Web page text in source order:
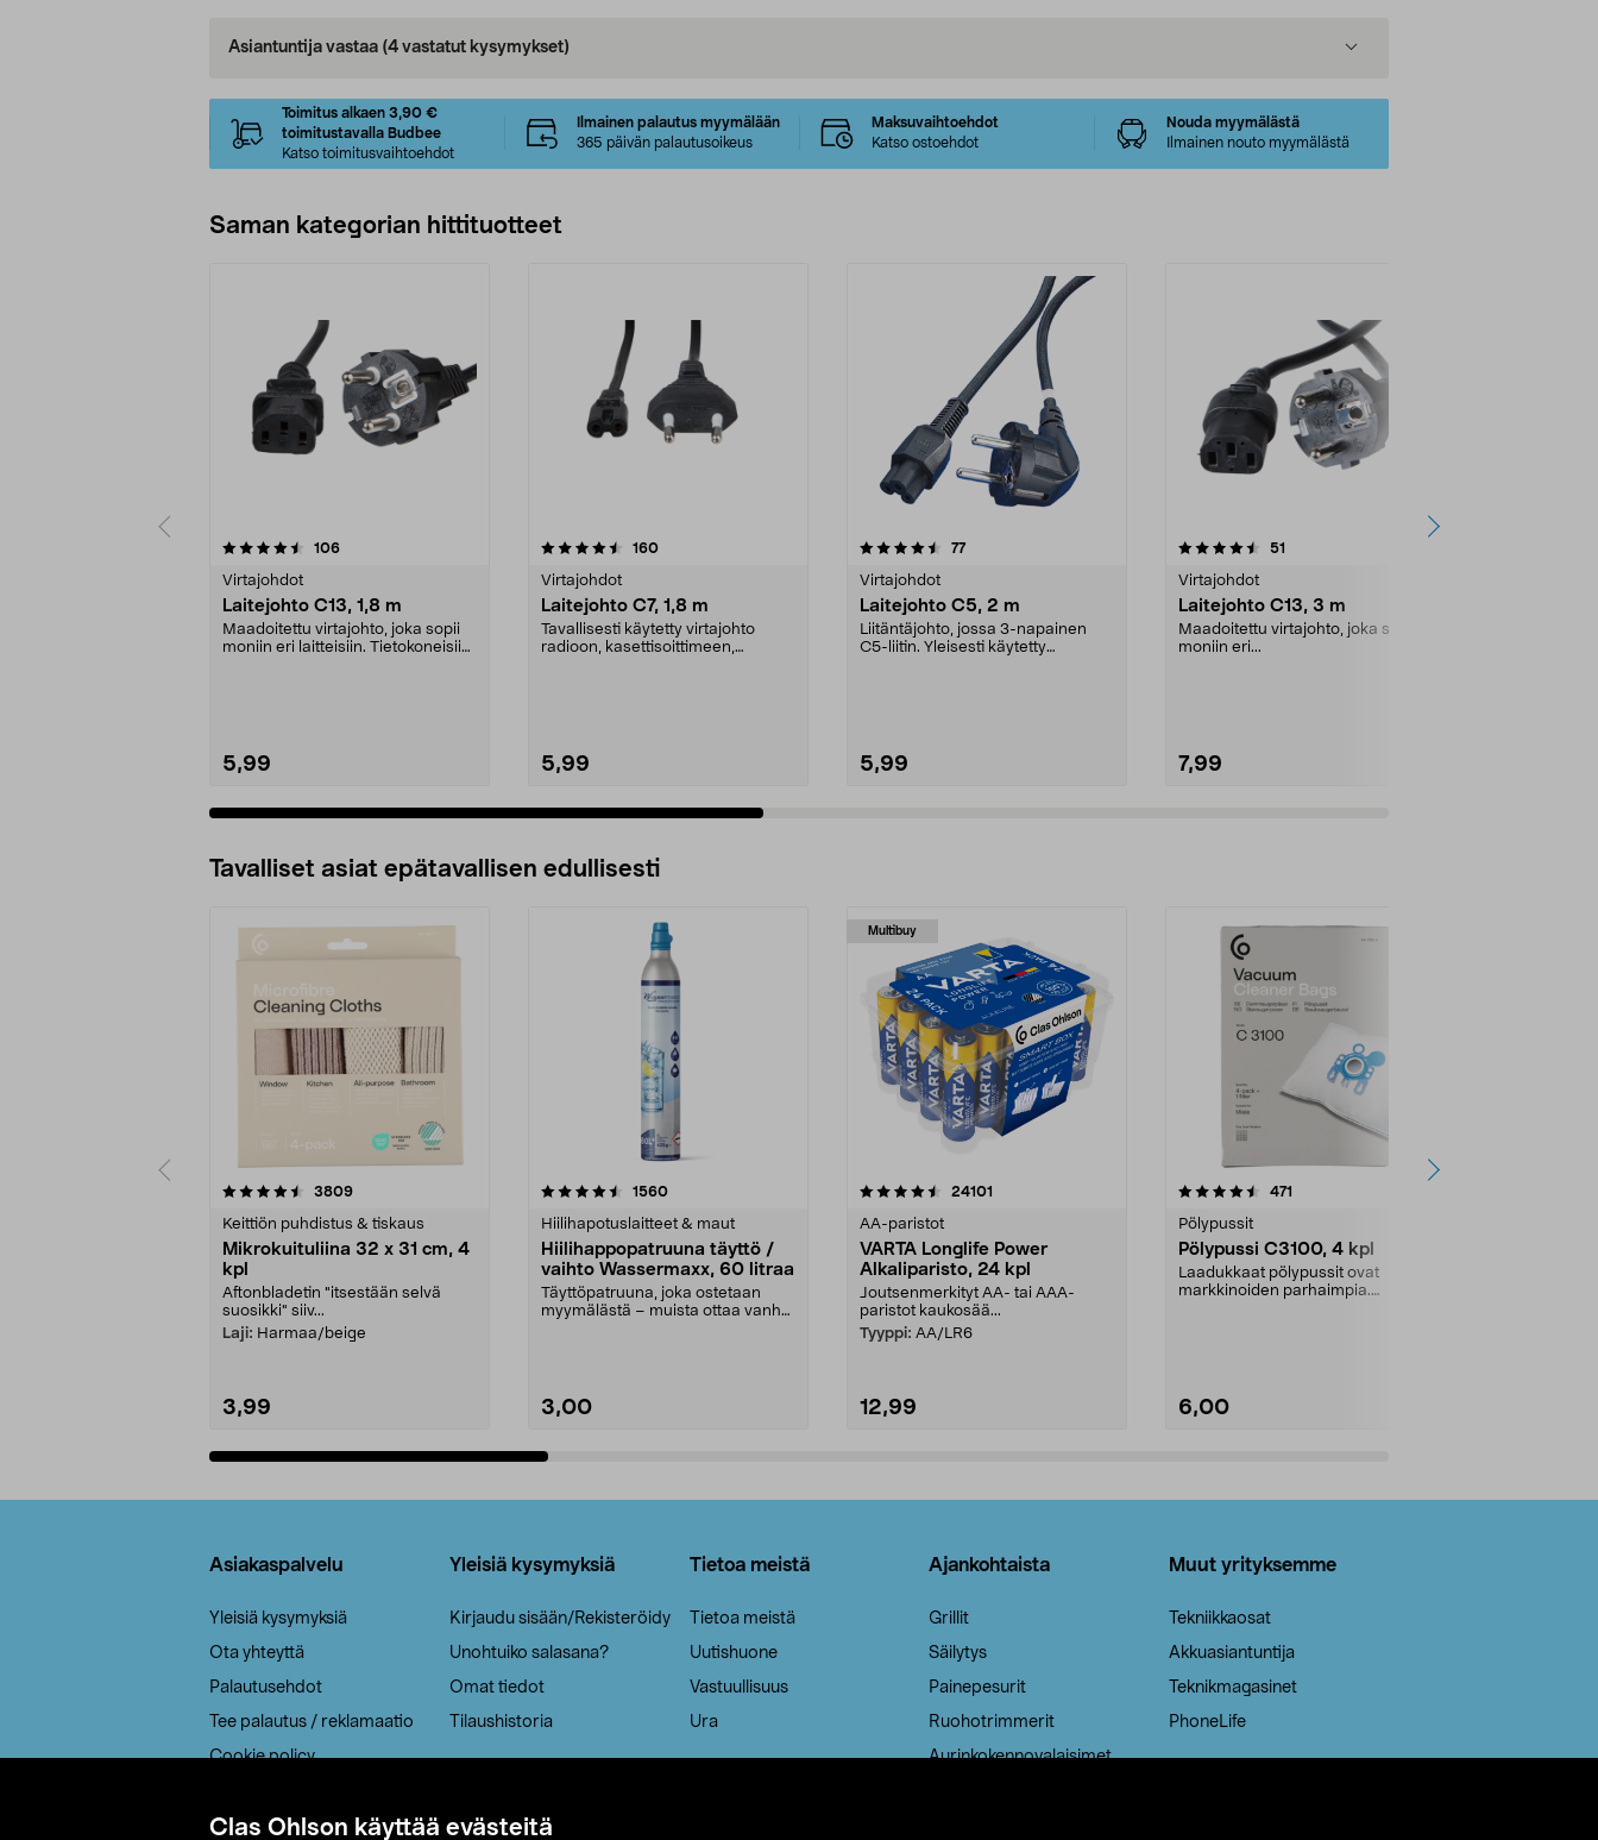
Clas Ohlson käyttää evästeitä
Asiantuntija vastaa (4 vastatut kysymykset)
Toimitus alkaen 3,90 €
toimitustavalla Budbee
Katso toimitusvaihtoehdot
Ilmainen palautus myymälään
365 päivän palautusoikeus
Maksuvaihtoehdot
Katso ostoehdot
Nouda myymälästä
Ilmainen nouto myymälästä
Saman kategorian hittituotteet
106arvostelut
Virtajohdot
Laitejohto C13, 1,8 m
Maadoitettu virtajohto, joka sopii
moniin eri laitteisiin. Tietokoneisiin,
5,99
4.5 viidestä
160arvostelut
Virtajohdot
Laitejohto C7, 1,8 m
Tavallisesti käytetty virtajohto
radioon, kasettisoittimeen,
5,99
4.5 viidestä
77arvostelut
Virtajohdot
Laitejohto C5, 2 m
Liitäntäjohto, jossa 3-napainen
C5-liitin. Yleisesti käytetty
5,99
4.5 viidestä
51
Virtajohdot
Laitejohto C13, 3 m
Maadoitettu virtajohto, joka sopii
moniin eri...
7,99
4.5 viidestä
Tavalliset asiat epätavallisen edullisesti
3809arvostelut
Keittiön puhdistus & tiskaus
Mikrokuituliina 32 x 31 cm, 4
kpl
Aftonbladetin "itsestään selvä
suosikki" siiv...
Laji: Harmaa/beige
3,99
4.5viidestä
1560arvostelut
Hiilihapotuslaitteet & maut
Hiilihappopatruuna täyttö /
vaihto Wassermaxx, 60 litraa
Täyttöpatruuna, joka ostetaan
myymälästä – muista ottaa vanha
3,00
Multibuy
4.5viidestä
24101
AA-paristot
VARTA Longlife Power
Alkaliparisto, 24 kpl
Joutsenmerkityt AA- tai AAA-
paristot kaukosää...
Tyyppi: AA/LR6
12,99
4.5viidestä
471
Pölypussit
Pölypussi C3100, 4 kpl
Laadukkaat pölypussit ovat
markkinoiden parhaimpia.
6,00
4.5viidestä
Asiakaspalvelu
Yleisiä kysymyksiä
Ota yhteyttä
Palautusehdot
Tee palautus / reklamaatio
Cookie policy
Saavutettavuus
Yleisiä kysymyksiä
Kirjaudu sisään/Rekisteröidy
Unohtuiko salasana?
Omat tiedot
Tilaushistoria
Tietoa meistä
Tietoa meistä
Uutishuone
Vastuullisuus
Ura
Ajankohtaista
Grillit
Säilytys
Painepesurit
Ruohotrimmerit
Aurinkokennovalaisimet
Muut yrityksemme
Tekniikkaosat
Akkuasiantuntija
Teknikmagasinet
PhoneLife